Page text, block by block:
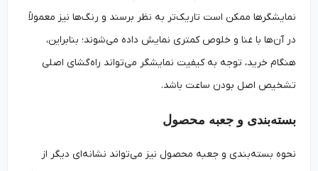
نمایشگرها ممکن است تاریک‌تر به نظر برسند و رنگ‌ها نیز معمولاً
در آن‌ها با غنا و خلوص کمتری نمایش داده می‌شوند؛ بنابراین،
هنگام خرید، توجه به کیفیت نمایشگر می‌تواند راه‌گشای اصلی
تشخیص اصل بودن ساعت باشد.
بسته‌بندی و جعبه محصول
نحوه بسته‌بندی و جعبه محصول نیز می‌تواند نشانه‌ای دیگر از